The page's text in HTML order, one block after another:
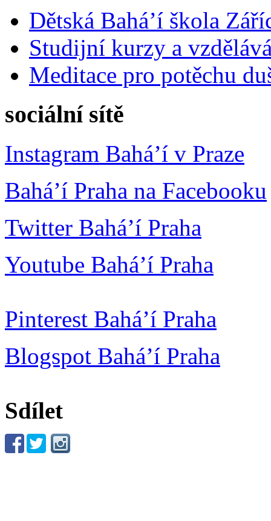
Dětská Bahá’í škola
Studijní kurzy a
Meditace pro potěchu
sociální sítě
Instagram Bahá’í v Praze
Bahá’í Praha na Facebooku
Twitter Bahá’í Praha
Youtube Bahá’í Praha
Pinterest Bahá’í Praha
Blogspot Bahá’í Praha
Sdílet